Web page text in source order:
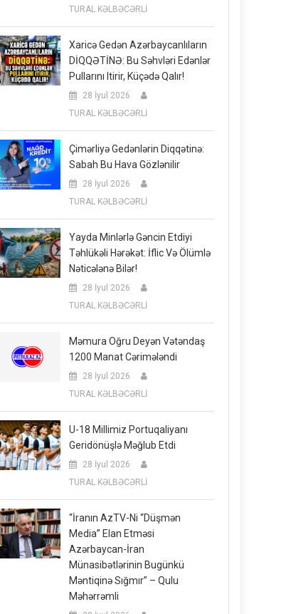
TURAL KƏLBƏCƏRLİ
Xaricə Gedən Azərbaycanlıların
DİQQƏTİNƏ: Bu Səhvləri Edənlər
Pullarını Itirir, Küçədə Qalır!
28 İyul 2026
TURAL KƏLBƏCƏRLİ
Çimərliyə Gedənlərin Diqqətinə:
Sabah Bu Hava Gözlənilir
28 İyul 2026
TURAL KƏLBƏCƏRLİ
Yayda Minlərlə Gəncin Etdiyi
Təhlükəli Hərəkət: İflic Və Ölümlə
Nəticələnə Bilər!
28 İyul 2026
TURAL KƏLBƏCƏRLİ
Məmura Oğru Deyən Vətəndaş
1200 Manat Cərimələndi
28 İyul 2026
TURAL KƏLBƏCƏRLİ
U-18 Millimiz Portuqaliyanı
Geridönüşlə Məğlub Etdi
28 İyul 2026
TURAL KƏLBƏCƏRLİ
“İranın AzTV-Ni “düşmən
Media” Elan Etməsi
Azərbaycan-İran
Münasibətlərinin Bugünkü
Məntiqinə Sığmır” – Qulu
Məhərrəmli